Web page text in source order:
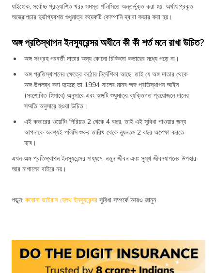
যাইহোক, সর্বো‌চ্চ প্রত্যাশিত খরচ সমস্ত পলিসিতে অন্তর্ভুক্ত করা হয়, অর্থাৎ প্রকৃত
অস্ত্রোপচার দুর্ভাগ্যবশত শুধুমাত্র কয়েকটি কোম্পানি দ্বারা কভার করা হয়।
অঙ্গ প্রতিস্থাপন ইনস্যুরেন্সর অধীনে কী কী শর্ত মনে রাখা উচিত?
অঙ্গ সংগ্রহ পরবর্তী দাতার অন্য কোনো চিকিৎসা কভারের মধ্যে পড়ে না।
অঙ্গ প্রতিস্থাপনের ক্ষেত্রে কঠোর নির্দেশিকা আছে, তাই যে অঙ্গ দাতার থেকে
অঙ্গ উপলব্ধ করা হয়েছে তা 1994 সালের মানব অঙ্গ প্রতিস্থাপন আইন
(সংশোধিত হিসাবে) অনুসারে এবং অঙ্গটি শুধুমাত্র ব্যক্তিগত প্রয়োজনে দানের
সম্মতি অনুসারে হওয়া উচিত।
এই কভারের ওয়েটিং পিরিয়ড 2 থেকে 4 বছর, তাই এই সুবিধা পাওয়ার জন্য
আপনাকে অবশ্যই পলিসি শুরুর তারিখ থেকে ন্যূনতম 2 বছর অপেক্ষা করতে
হবে।
এখন অঙ্গ প্রতিস্থাপন ইনস্যুরেন্সর মাধ্যমে, নতুন জীবন এবং সুস্থ জীবনযাপনের উপহার
আর নাগালের বাইরে নয়।
পড়ুন: করোনা ভাইরাস হেলথ ইনস্যুরেন্সর সুবিধা সম্পর্কে আরও জানুন